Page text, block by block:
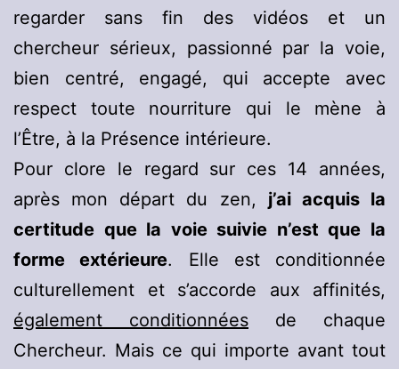
regarder sans fin des vidéos et un
chercheur sérieux, passionné par la voie,
bien centré, engagé, qui accepte avec
respect toute nourriture qui le mène à
l’Être, à la Présence intérieure.
Pour clore le regard sur ces 14 années,
après mon départ du zen, j’ai acquis la
certitude que la voie suivie n’est que la
forme extérieure. Elle est conditionnée
culturellement et s’accorde aux affinités,
également conditionnées de chaque
Chercheur. Mais ce qui importe avant tout